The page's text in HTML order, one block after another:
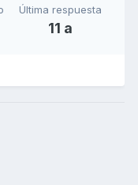
Última respuesta
11 a